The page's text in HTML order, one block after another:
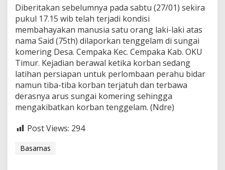
A
N
Diberitakan sebelumnya pada sabtu (27/01) sekira
pukul 17.15 wib telah terjadi kondisi
membahayakan manusia satu orang laki-laki atas
nama Said (75th) dilaporkan tenggelam di sungai
komering Desa. Cempaka Kec. Cempaka Kab. OKU
Timur. Kejadian berawal ketika korban sedang
latihan persiapan untuk perlombaan perahu bidar
namun tiba-tiba korban terjatuh dan terbawa
derasnya arus sungai komering sehingga
mengakibatkan korban tenggelam. (Ndre)
Post Views: 294
Basarnas